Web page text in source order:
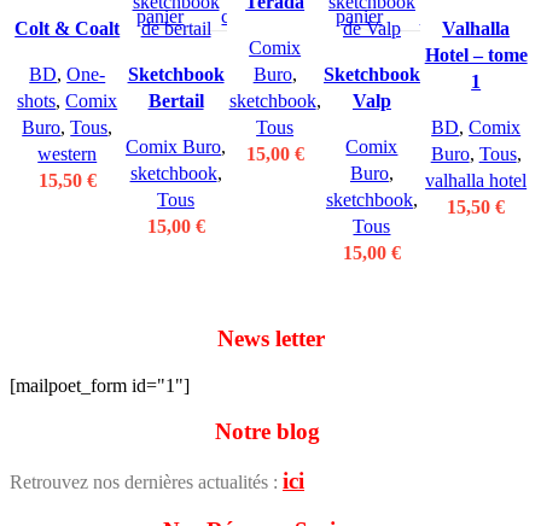
Colt & Coalt
BD,One-
shots,Comix
Buro,Tous,
western
15,50 €
panier
comparewishlist
Sketchbook
Bertail
Comix Buro,
sketchbook,
Tous
15,00 €
Comix
Buro,
sketchbook,
Tous
15,00 €
panier
Sketchbook
Valp
Comix
Buro,
sketchbook,
Tous
15,00 €
Valhalla
Hotel – tome
1
BD,Comix
Buro, Tous,
valhalla hotel
15,50€
News letter
[mailpoet_form id="1"]
Notre blog
Retrouvez nos dernières actualités : ici